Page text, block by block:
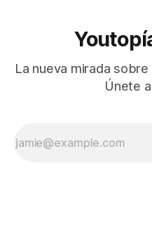
La nueva mirada
Únete